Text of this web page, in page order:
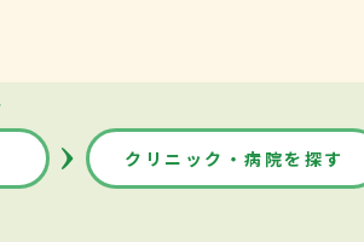
クリニック・病院を探す